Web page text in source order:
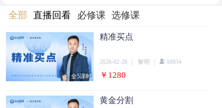
全部 直播回看 必修课 选修课
全5课时
精准买点
2026-02-28 | 黎明 | 10934
￥1280
黄金分割